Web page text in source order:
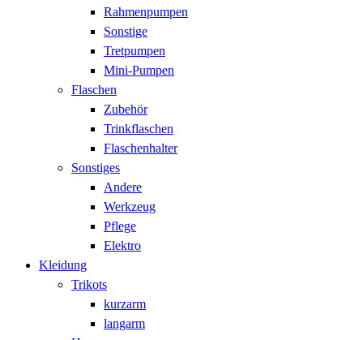
Rahmenpumpen
Sonstige
Tretpumpen
Mini-Pumpen
Flaschen
Zubehör
Trinkflaschen
Flaschenhalter
Sonstiges
Andere
Werkzeug
Pflege
Elektro
Kleidung
Trikots
kurzarm
langarm